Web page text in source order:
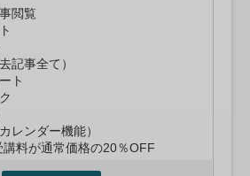
閲覧
記事全て）
ト
レンダー機能）
料が通常価格の20％OFF